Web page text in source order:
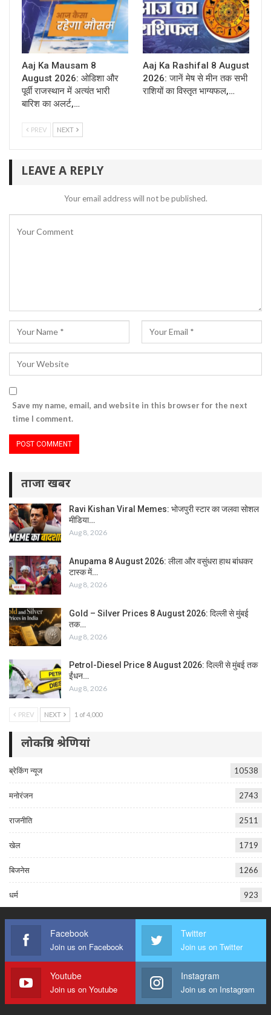
Aaj Ka Mausam 8
August 2026: ओडिशा और
पूर्वी राजस्थान में अत्यंत भारी
बारिश का अलर्ट,…
Aaj Ka Rashifal 8 August
2026: जानें मेष से मीन तक सभी
राशियों का विस्तृत भाग्यफल,…
PREV NEXT
LEAVE A REPLY
Your email address will not be published.
Save my name, email, and website in this browser for the next
time I comment.
ताजा खबर
Ravi Kishan Viral Memes: भोजपुरी स्टार का जलवा सोशल
मीडिया…
Aug 8, 2026
Anupama 8 August 2026: लीला और वसुंधरा हाथ बांधकर
टास्क में…
Aug 8, 2026
Gold – Silver Prices 8 August 2026: दिल्ली से मुंबई
तक…
Aug 8, 2026
Petrol-Diesel Price 8 August 2026: दिल्ली से मुंबई तक
ईंधन…
Aug 8, 2026
PREV NEXT 1 of 4,000
लोकप्रिय श्रेणियां
ब्रेकिंग न्यूज 10538
मनोरंजन 2743
राजनीति 2511
खेल 1719
बिजनेस 1266
धर्म 923
Facebook
Join us on Facebook
Twitter
Join us on Twitter
Youtube
Join us on Youtube
Instagram
Join us on Instagram